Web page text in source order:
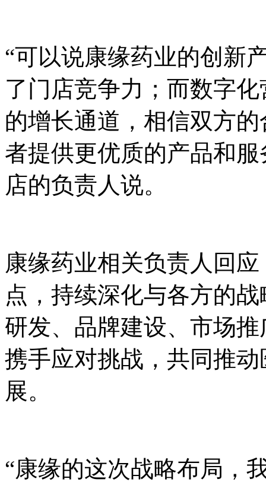
“可以说康缘药业的创新
了门店竞争力；而数字
的增长通道，相信双方
者提供更优质的产品和
店的负责人说。
康缘药业相关负责人回
点，持续深化与各方的
研发、品牌建设、市场
携手应对挑战，共同推
展。
“康缘的这次战略布局，